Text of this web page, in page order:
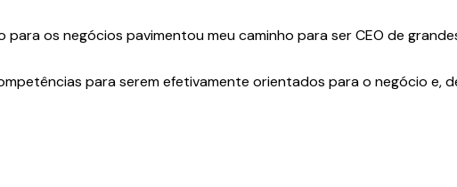
os negócios pavimentou meu caminho para ser CEO de
para serem efetivamente orientados para o negócio e,